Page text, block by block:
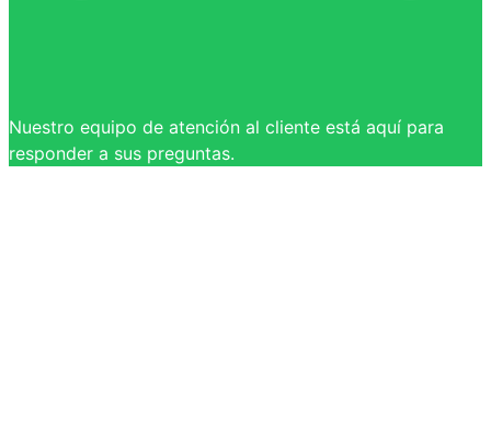
Nuestro equipo de atención al cliente está aquí para
responder a sus preguntas.